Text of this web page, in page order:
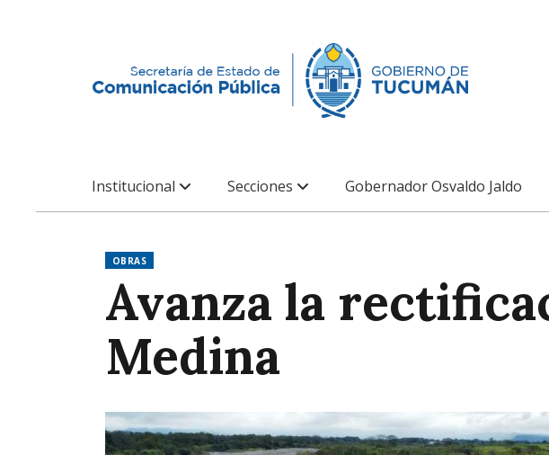
Institucional Secciones Gobernador Osvaldo Jaldo
OBRAS
Avanza la
Medina